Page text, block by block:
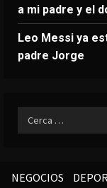
a mi padre y el
Leo Messi ya
padre Jorge
Ricerca
per:
NEGOCIOS